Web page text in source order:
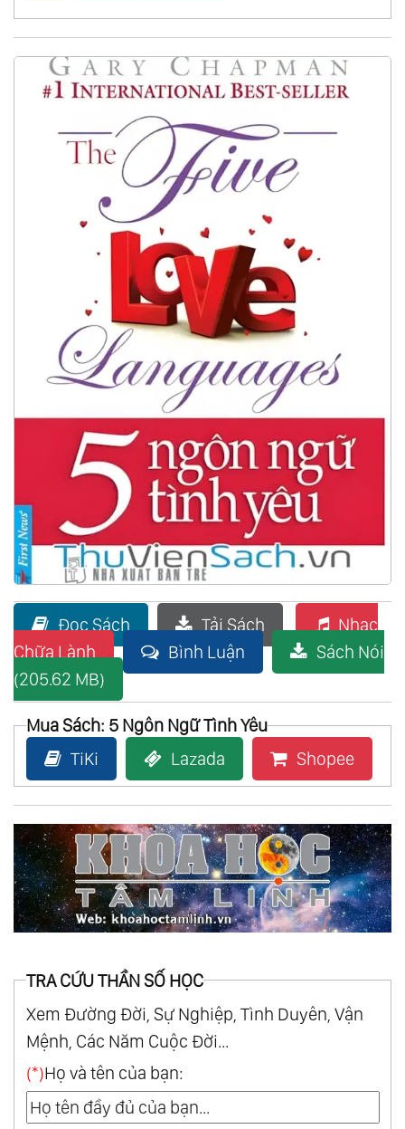
Đọc Sách Tải Sách
Nhạc
Chữa Lành
Bình Luận
Sách Nói
(205.62 MB)
Mua Sách: 5 Ngôn Ngữ Tình Yêu
TiKi
Lazada Shopee
TRA CỨU THẦN SỐ HỌC
Xem Đường Đời, Sự Nghiệp, Tình Duyên, Vận
Mệnh, Các Năm Cuộc Đời...
(*)Họ và tên của bạn: